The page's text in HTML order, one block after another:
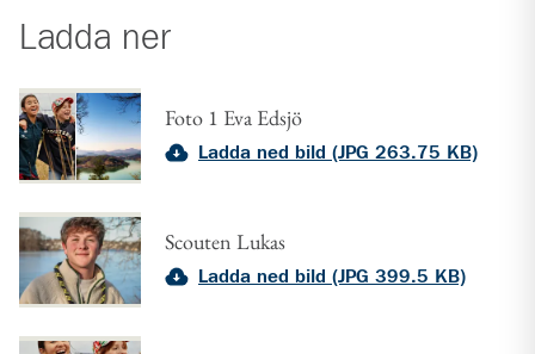
Ladda ner
Foto 1 Eva Edsjö
Ladda ned bild (JPG 263.75 KB)
Scouten Lukas
Ladda ned bild (JPG 399.5 KB)